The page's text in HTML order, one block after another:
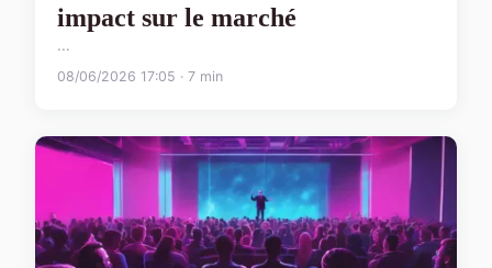
impact sur le marché
...
08/06/2026 17:05 · 7 min